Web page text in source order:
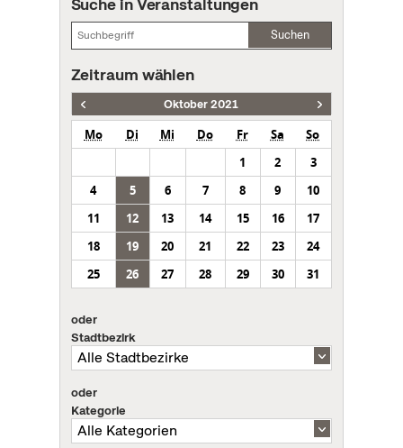
Suche in Veranstaltungen
Suchen
Zeitraum wählen
Oktober 2021
Mo Di Mi Do Fr Sa
So
1
2
3
4
5 6 7 8 9
10
11
12 13 14 15 16
17
18
19 20 21 22 23
24
25
26 27 28 29 30 31
oder
Stadtbezirk
oder
Kategorie